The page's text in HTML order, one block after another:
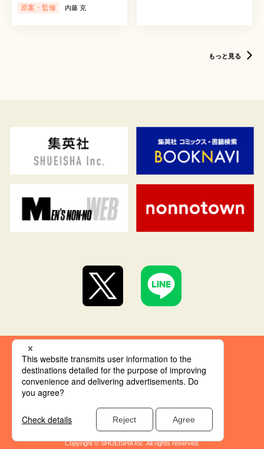
原案・監修 内藤 克
もっと見る
集英社 オレンジ文庫とは
創刊にあたって
推奨環境
集英社の個人情報取り扱い
Copyright © SHUEISHA Inc. All rights reserved.